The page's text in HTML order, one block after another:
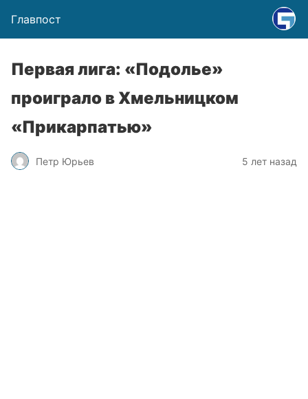
Главпост
Первая лига: «Подолье»
проиграло в Хмельницком
«Прикарпатью»
Петр Юрьев 5 лет назад